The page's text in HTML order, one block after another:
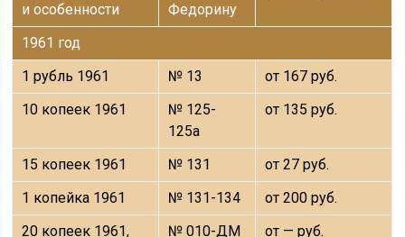
и особенности
Федорину
1961 год
1 рубль 1961
№ 13
от 167 руб.
10 копеек 1961
№ 125-
125а
от 135 руб.
15 копеек 1961 № 131
от 27 руб.
1 копейка 1961
№ 131-134
от 200 руб.
20 копеек 1961,
№ 010-ДМ
от — руб.